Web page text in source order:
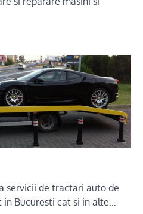
servicii de tractari auto de
Bucuresti cat si in alte…